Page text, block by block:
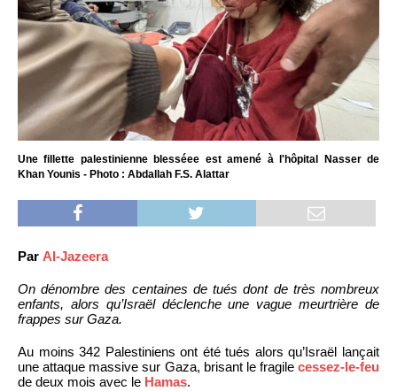
Une fillette palestinienne blesséee est amené à l'hôpital Nasser de
Khan Younis - Photo : Abdallah F.S. Alattar
Par Al-Jazeera
On dénombre des centaines de tués dont de très nombreux
enfants, alors qu’Israël déclenche une vague meurtrière de
frappes sur Gaza.
Au moins 342 Palestiniens ont été tués alors qu’Israël lançait
une attaque massive sur Gaza, brisant le fragile cessez-le-feu
de deux mois avec le Hamas.